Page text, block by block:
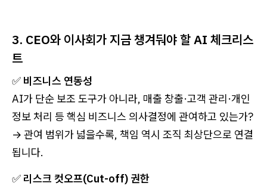
3. CEO와 이사회가 지금 챙겨둬야 할 AI 체크리스
트
✅ 비즈니스 연동성
AI가 단순 보조 도구가 아니라, 매출 창출·고객 관리·개인
정보 처리 등 핵심 비즈니스 의사결정에 관여하고 있는가?
→ 관여 범위가 넓을수록, 책임 역시 조직 최상단으로 연결
됩니다.
✅ 리스크 컷오프(Cut-off) 권한